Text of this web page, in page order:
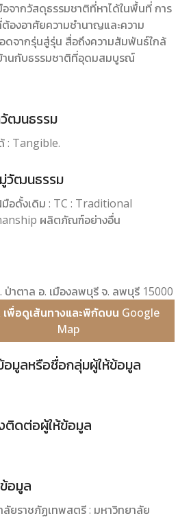
จากวัสดุธรรมชาติที่หาได้ในพื้นที่ การ
องอาศัยความชำนาญและความ
ดจากรุ่นสู่รุ่น สื่อถึงความสัมพันธ์ใกล้
านกับธรรมชาติที่อุดมสมบูรณ์
วัฒนธรรม
: Tangible.
วัฒนธรรม
มือดั้งเดิม : TC : Traditional
ผลิตภัณฑ์อย่างอื่น
ป่าตาล อ. เมืองลพบุรี จ. ลพบุรี 15000
เพื่อดูเส้นทางและพิกัดบน Google
Map
อมูลหรือชื่อกลุ่มผู้ให้ข้อมูล
ติดต่อผู้ให้ข้อมูล
อมูล
ลัยราชภัฏเทพสตรี : มหาวิทยาลัย